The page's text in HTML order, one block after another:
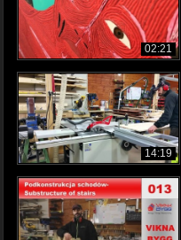
02:21
14:19